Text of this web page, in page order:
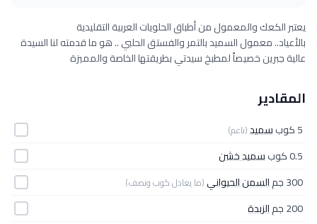
يعتبر الكعك والمعمول من أطباق الحلويات العربية التقليدية
بالأعياد.. معمول السميد بالتمر والفستق الحلبي .. هو ما قدمته لنا السيدة
عالية جبرين خصيصاً لمطبخ سيدتي بطريقتها الخاصة والمميزة
المقادير
5 كوب سميد(ناعم)
0.5 كوب
سميد خشن
300 جم
السمن الحيواني (ما يعادل كوب ونصف)
200 جم
الزبدة